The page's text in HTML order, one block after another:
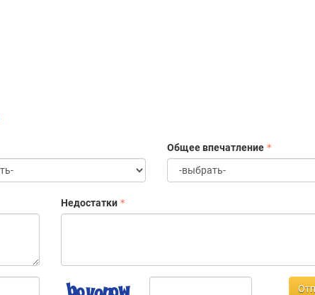
Общее впечатление
Недостатки